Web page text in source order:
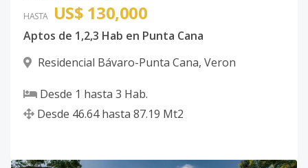
HASTA US$ 130,000
Aptos de 1,2,3 Hab en Punta Cana
Residencial Bávaro-Punta Cana, Veron
Desde 1 hasta 3 Hab.
Desde 46.64 hasta 87.19 Mt2